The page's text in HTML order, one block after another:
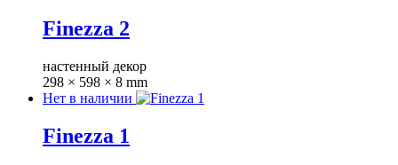
Finezza 2
настенный декор
298 × 598 × 8 mm
Нет в наличии
Finezza 1